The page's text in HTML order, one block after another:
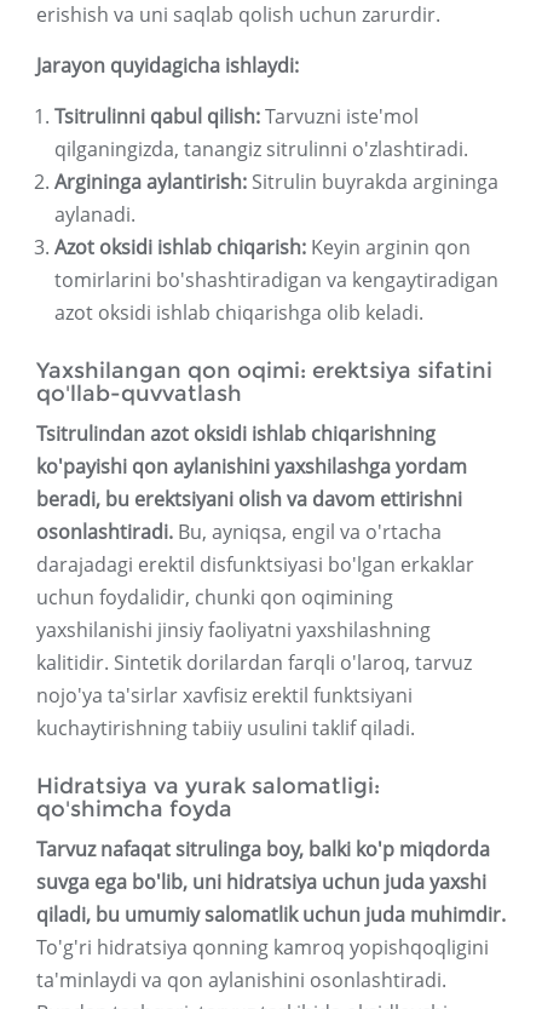
erishish va uni saqlab qolish uchun zarurdir.
Jarayon quyidagicha ishlaydi:
Tsitrulinni qabul qilish:Tarvuzni iste'mol
qilganingizda, tanangiz sitrulinni o'zlashtiradi.
Argininga aylantirish: Sitrulin buyrakda argininga
aylanadi.
Azot oksidi ishlab chiqarish: Keyin arginin qon
tomirlarini bo'shashtiradigan va kengaytiradigan
azot oksidi ishlab chiqarishga olib keladi.
Yaxshilangan qon oqimi: erektsiya sifatini
qo'llab-quvvatlash
Tsitrulindan azot oksidi ishlab chiqarishning
ko'payishi qon aylanishini yaxshilashga yordam
beradi, bu erektsiyani olish va davom ettirishni
osonlashtiradi. Bu, ayniqsa, engil va o'rtacha
darajadagi erektil disfunktsiyasi bo'lgan erkaklar
uchun foydalidir, chunki qon oqimining
yaxshilanishi jinsiy faoliyatni yaxshilashning
kalitidir. Sintetik dorilardan farqli o'laroq, tarvuz
nojo'ya ta'sirlar xavfisiz erektil funktsiyani
kuchaytirishning tabiiy usulini taklif qiladi.
Hidratsiya va yurak salomatligi:
qo'shimcha foyda
Tarvuz nafaqat sitrulinga boy, balki ko'p miqdorda
suvga ega bo'lib, uni hidratsiya uchun juda yaxshi
qiladi, bu umumiy salomatlik uchun juda muhimdir.
To'g'ri hidratsiya qonning kamroq yopishqoqligini
ta'minlaydi va qon aylanishini osonlashtiradi.